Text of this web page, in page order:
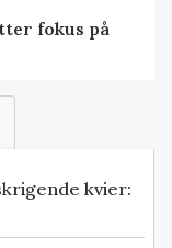
fokus på
kvier: